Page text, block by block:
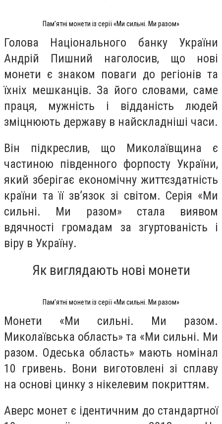
Пам’ятні монети із серії «Ми сильні. Ми разом»
Голова Національного банку України
Андрій Пишний наголосив, що нові
монети є знаком поваги до регіонів та
їхніх мешканців. За його словами, саме
праця, мужність і відданість людей
зміцнюють державу в найскладніші часи.
Він підкреслив, що Миколаївщина є
частиною південного форпосту України,
який зберігає економічну життєздатність
країни та її зв’язок зі світом. Серія «Ми
сильні. Ми разом» стала виявом
вдячності громадам за згуртованість і
віру в Україну.
Як виглядають нові монети
Пам’ятні монети із серії «Ми сильні. Ми разом»
Монети «Ми сильні. Ми разом.
Миколаївська область» та «Ми сильні. Ми
разом. Одеська область» мають номінал
10 гривень. Вони виготовлені зі сплаву
на основі цинку з нікелевим покриттям.
Аверс монет є ідентичним до стандартної